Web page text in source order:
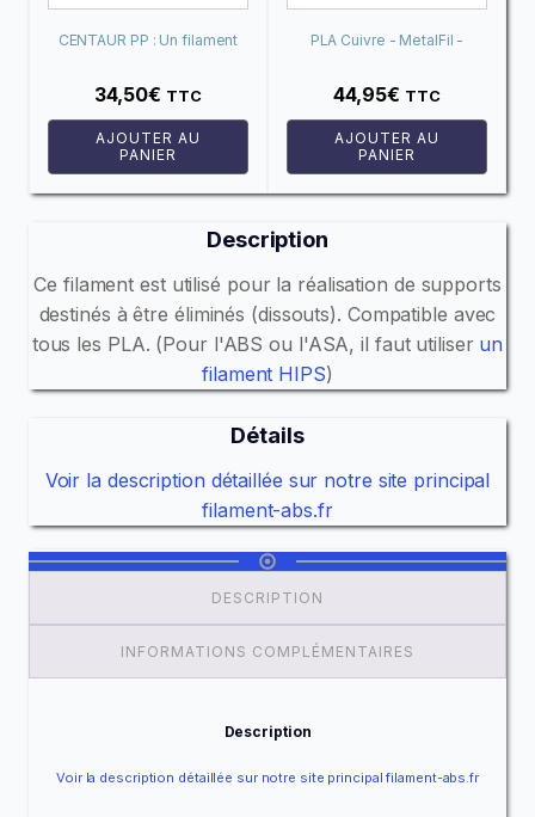
CENTAUR PP : Un filament
polypropylène haute
performance
34,50€ TTC
AJOUTER AU
PANIER
PLA Cuivre - MetalFil -
Classic Copper
44,95€ TTC
AJOUTER AU
PANIER
Description
Ce filament est utilisé pour la réalisation de supports
destinés à être éliminés (dissouts). Compatible avec
tous les PLA. (Pour l'ABS ou l'ASA, il faut utiliser un
filament HIPS)
Détails
Voir la description détaillée sur notre site principal
filament-abs.fr
DESCRIPTION
INFORMATIONS COMPLÉMENTAIRES
Description
Voir la description détaillée sur notre site principal filament-abs.fr